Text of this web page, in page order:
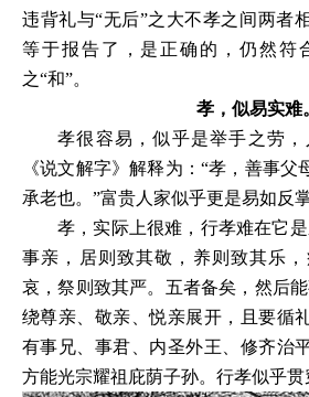
违背礼与“无后”之大不孝之间两者
等于报告了，是正确的，仍然符
之“和”。
孝，似易实难
孝很容易，似乎是举手之劳，
《说文解字》解释为：“孝，善事
承老也。”富贵人家似乎更是易如反掌
孝，实际上很难，行孝难在它
事亲，居则致其敬，养则致其乐
哀，祭则致其严。五者备矣，然后
绕尊亲、敬亲、悦亲展开，且要循
有事兄、事君、内圣外王、修齐治
方能光宗耀祖庇荫子孙。行孝似乎贯